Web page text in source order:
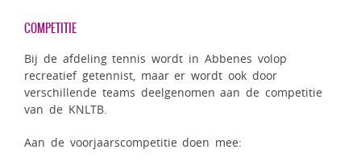
COMPETITIE
Bij de afdeling tennis wordt in Abbenes volop
recreatief getennist, maar er wordt ook door
verschillende teams deelgenomen aan de competitie
van de KNLTB.
Aan de voorjaarscompetitie doen mee: